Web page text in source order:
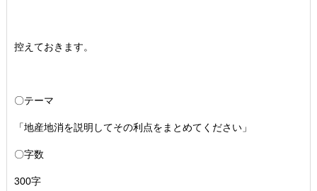
控えておきます。
〇テーマ
「地産地消を説明してその利点をまとめてください」
〇字数
300字